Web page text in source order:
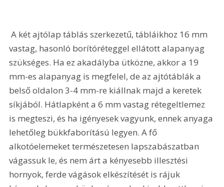
A két ajtólap táblás szerkezetű, tábláikhoz 16 mm
vastag, hasonló borítóréteggel ellátott alapanyag
szükséges. Ha ez akadályba ütközne, akkor a 19
mm-es alapanyag is megfelel, de az ajtótáblák a
belső oldalon 3-4 mm-re kiállnak majd a keretek
síkjából. Hátlapként a 6 mm vastag rétegeltlemez
is megteszi, és ha igényesek vagyunk, ennek anyaga
lehetőleg bükkfaborítású legyen. A fő
alkotóelemeket természetesen lapszabászatban
vágassuk le, és nem árt a kényesebb illesztési
hornyok, ferde vágások elkészítését is rájuk